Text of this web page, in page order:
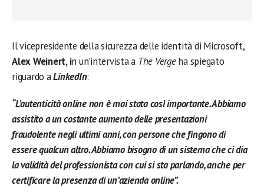
Il vicepresidente della sicurezza delle identità di Microsoft,
Alex Weinert, in un’intervista a The Vergeha spiegato
riguardo aLinkedIn:
“L’autenticità online non è mai stata così importante. Abbiamo
assistito a un costante aumento delle presentazioni
fraudolente negli ultimi anni, con persone che fingono di
essere qualcun altro. Abbiamo bisogno di un sistema che ci dia
la validità del professionista con cui si sta parlando, anche per
certificare la presenza di un’azienda online”.